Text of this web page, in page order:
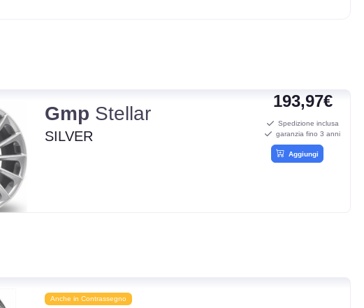
Gmp Stellar
SILVER
193,97€
Spedizione inclusa
garanzia fino 3 anni
Aggiungi
Anche in Contrassegno